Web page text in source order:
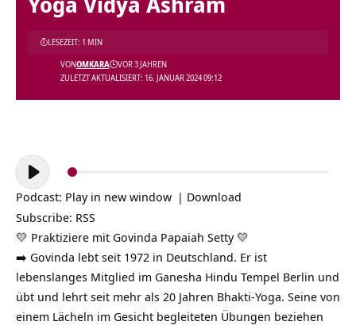
ZULETZT AKTUALISIERT: 16. JANUAR 2024 09:12
VONOMKARA VOR 3 JAHREN
LESEZEIT: 1 MIN
Audio-
Player
Podcast: Play in new window | Download
Subscribe: RSS
💛 Praktiziere mit Govinda Papaiah Setty 💛
➡️ Govinda lebt seit 1972 in Deutschland. Er ist
lebenslanges Mitglied im Ganesha Hindu Tempel Berlin und
übt und lehrt seit mehr als 20 Jahren Bhakti-Yoga. Seine von
einem Lächeln im Gesicht begleiteten Übungen beziehen